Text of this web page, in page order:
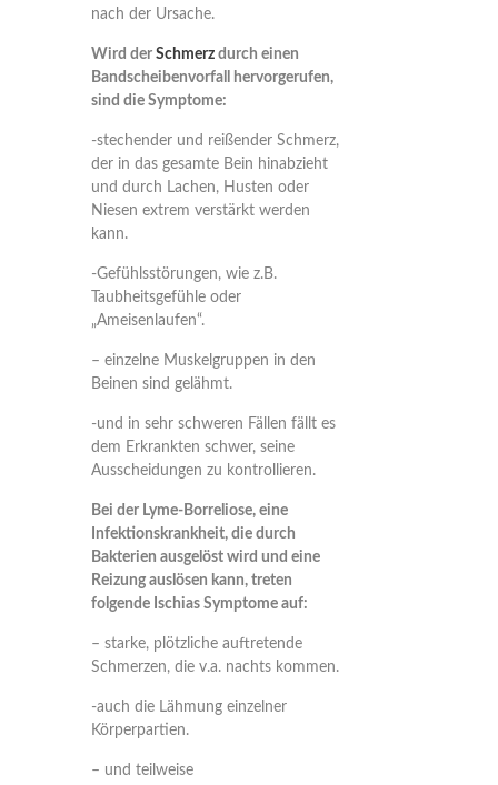
nach der Ursache.
Wird der Schmerzdurch einen
Bandscheibenvorfall hervorgerufen,
sind die Symptome:
-stechender und reißender Schmerz,
der in das gesamte Bein hinabzieht
und durch Lachen, Husten oder
Niesen extrem verstärkt werden
kann.
-Gefühlsstörungen, wie z.B.
Taubheitsgefühle oder
„Ameisenlaufen“.
– einzelne Muskelgruppen in den
Beinen sind gelähmt.
-und in sehr schweren Fällen fällt es
dem Erkrankten schwer, seine
Ausscheidungen zu kontrollieren.
Bei der Lyme-Borreliose, eine
Infektionskrankheit, die durch
Bakterien ausgelöst wird und eine
Reizung auslösen kann, treten
folgende Ischias Symptome auf:
– starke, plötzliche auftretende
Schmerzen, die v.a. nachts kommen.
-auch die Lähmung einzelner
Körperpartien.
– und teilweise